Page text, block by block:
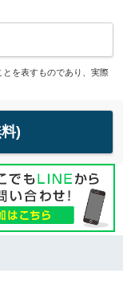
を表すものであり、実際
)